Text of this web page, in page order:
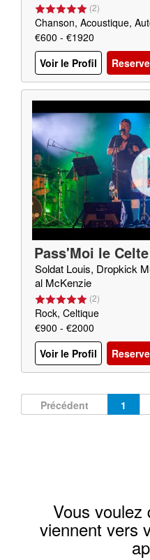
(2)
Chanson, Acoustique,
€600 - €1920
Voir le Profil
Pass'Moi le Celte
Soldat Louis, Dropkick
al McKenzie
(2)
Rock, Celtique
€900 - €2000
Voir le Profil
Précédent 1
Vous voulez
viennent vers